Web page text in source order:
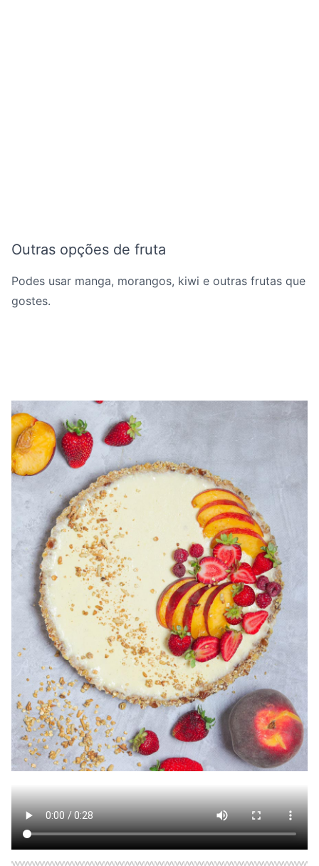
Outras opções de fruta
Podes usar manga, morangos, kiwi e outras frutas que
gostes.